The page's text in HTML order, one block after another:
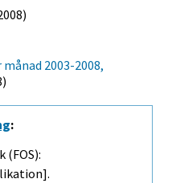
2003-2008,
: